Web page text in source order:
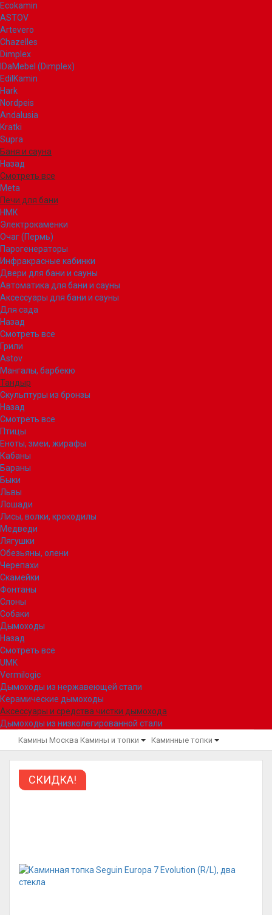
Ecokamin
ASTOV
Artevero
Chazelles
Dimplex
IDaMebel (Dimplex)
EdilKamin
Hark
Nordpeis
Andalusia
Kratki
Supra
Баня и сауна
Назад
Смотреть все
Meta
Печи для бани
НМК
Электрокаменки
Очаг (Пермь)
Парогенераторы
Инфракрасные кабинки
Двери для бани и сауны
Автоматика для бани и сауны
Аксессуары для бани и сауны
Для сада
Назад
Смотреть все
Грили
Astov
Мангалы, барбекю
Тандыр
Скульптуры из бронзы
Назад
Смотреть все
Птицы
Еноты, змеи, жирафы
Кабаны
Бараны
Быки
Львы
Лошади
Лисы, волки, крокодилы
Медведи
Лягушки
Обезьяны, олени
Черепахи
Скамейки
Фонтаны
Слоны
Собаки
Дымоходы
Назад
Смотреть все
UMK
Vermilogic
Дымоходы из нержавеющей стали
Керамические дымоходы
Аксессуары и средства чистки дымохода
Дымоходы из низколегированной стали
Камины Москва Камины и топки Каминные топки
СКИДКА!